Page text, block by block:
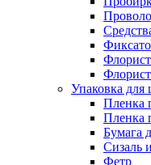
Упаковка для
Пленка
Пленка
Бумага
Сизаль
Фетр